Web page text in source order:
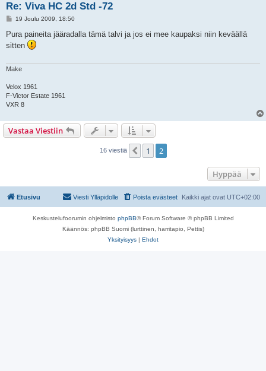
Re: Viva HC 2d Std -72
V
e
t
19 Joulu 2009, 18:50
Pura paineita jääradalla tämä talvi ja jos ei mee kaupaksi niin keväällä
sitten
Make
Velox 1961
F-Victor Estate 1961
VXR 8
Vastaa Viestiin
16 viestiä Edellinen
1 2
Hyppää
Etusivu Kaikki ajat ovat UTC+02:00
Poista evästeet
Viesti Ylläpidolle
Keskustelufoorumin ohjelmisto phpBB® Forum Software © phpBB Limited
Käännös: phpBB Suomi (lurttinen, harritapio, Pettis)
Yksityisyys | Ehdot